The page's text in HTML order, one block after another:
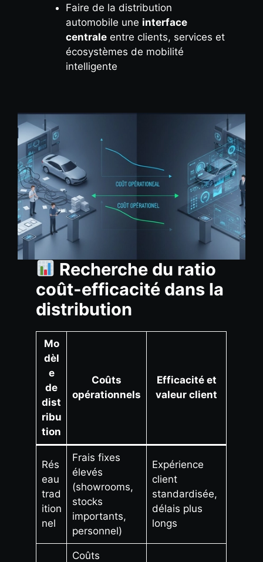
Faire de la distribution
automobile une interface
centrale entre clients, services et
écosystèmes de mobilité
intelligente
Recherche du ratio
coût-efficacité dans la
distribution
Mo
dèl
e
de
dist
ribu
tion
Coûts
opérationnels
Efficacité et
valeur client
Rés
eau
trad
ition
nel
Frais fixes
élevés
(showrooms,
stocks
importants,
personnel)
Expérience
client
standardisée,
délais plus
longs
Coûts